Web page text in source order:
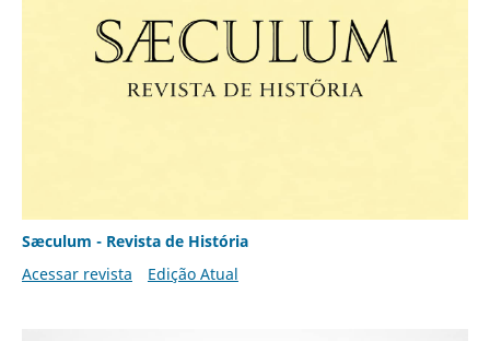
Sæculum - Revista de História
Acessar revista
Edição Atual